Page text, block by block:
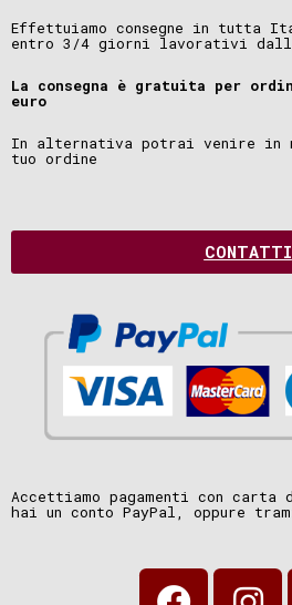
Effettuiamo consegne in tutta
entro 3/4 giorni lavorativi
La consegna è gratuita per
euro
In alternativa potrai venire
tuo ordine
CONTATTI
Accettiamo pagamenti con carta
hai un conto PayPal, oppure